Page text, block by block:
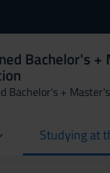
Bachelor's
Bachelor's +
Studying at